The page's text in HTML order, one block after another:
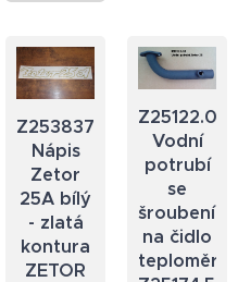
Z2538372.23
Nápis
Zetor
25A bílý
- zlatá
kontura
ZETOR
Z25122.02
Vodní
potrubí
se
šroubením
na čidlo
teploměru